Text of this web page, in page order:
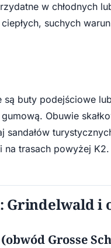
w chłodnych
suchych
buty podejściowe
Obuwie
sandałów
na trasach powyżej K2.
Grindelwald i
Grosse